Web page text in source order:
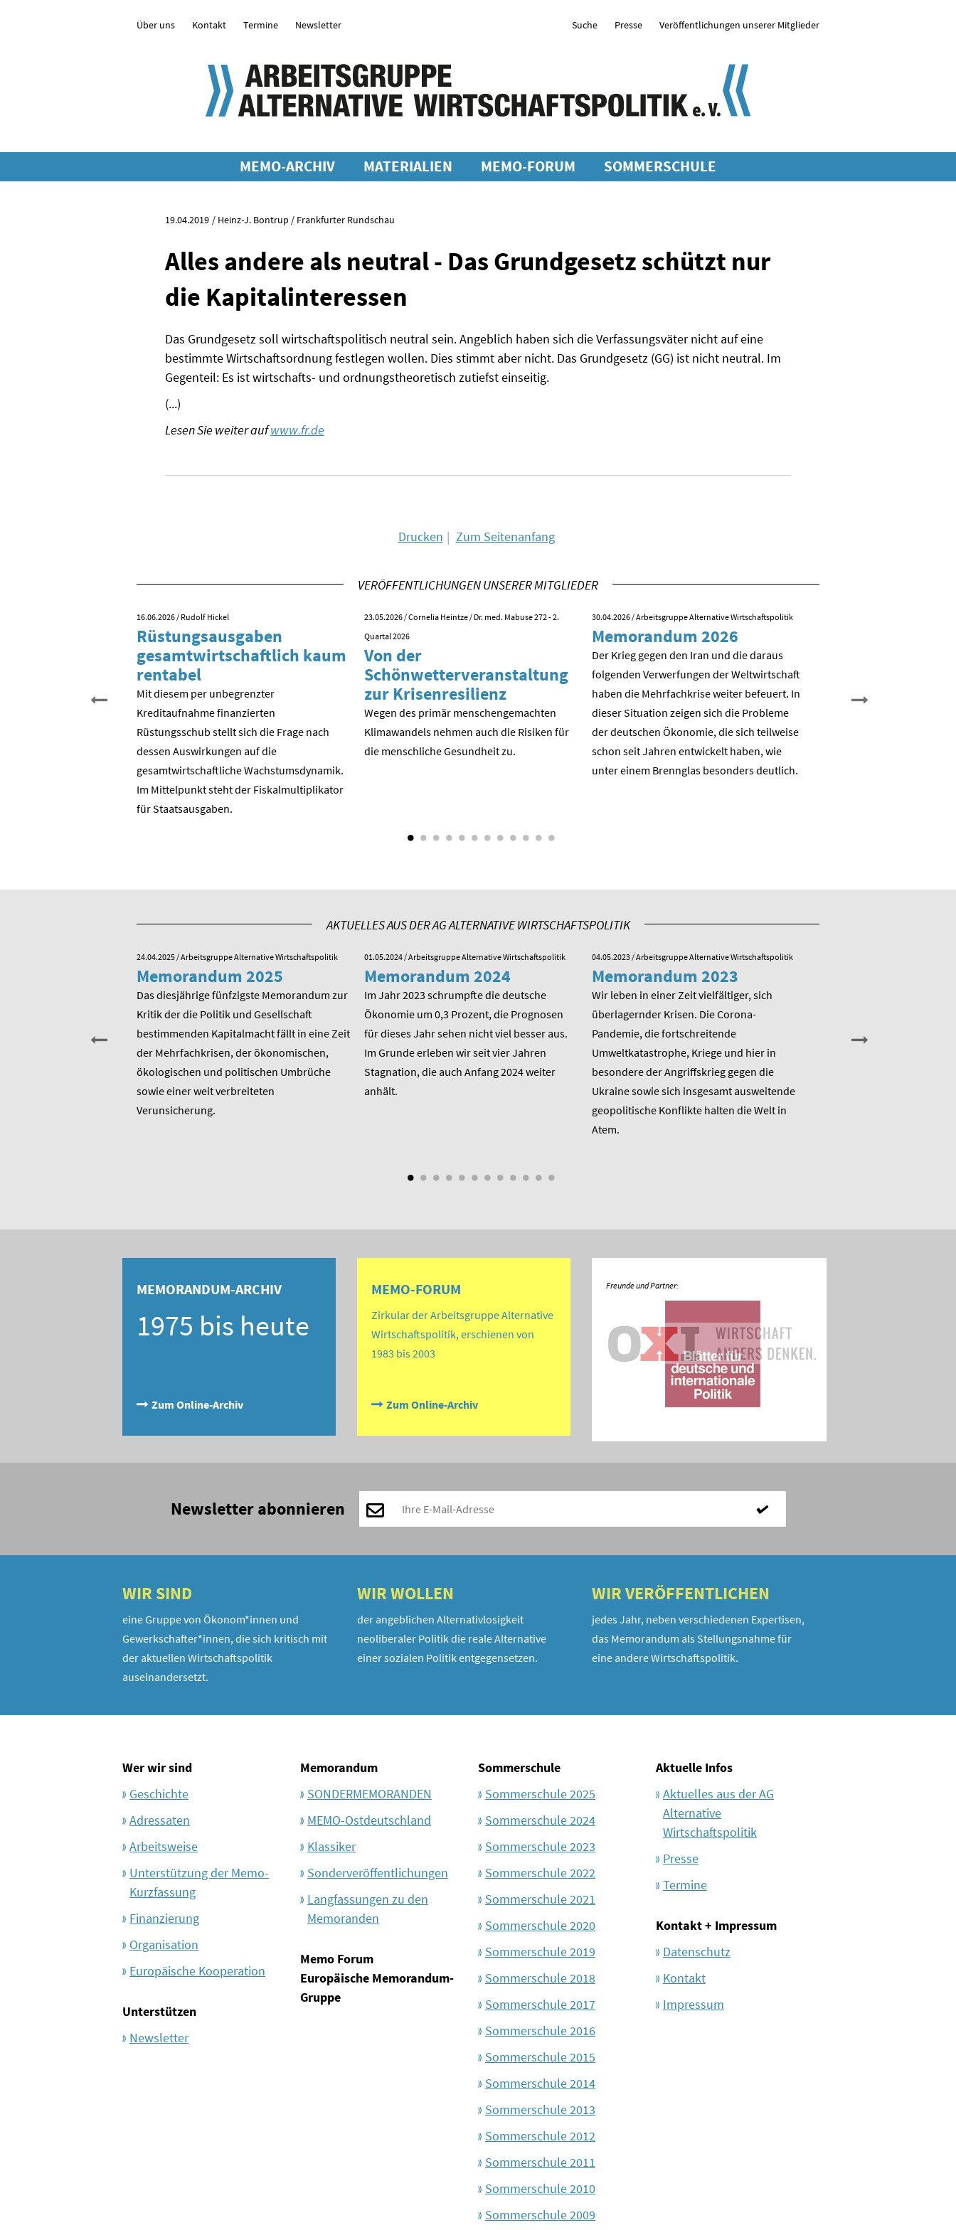
MEMO-ARCHIV MATERIALIEN MEMO-FORUM SOMMERSCHULE
Über uns Kontakt Termine Newsletter Suche Presse Veröffentlichungen unserer Mitglieder
19.04.2019 Heinz-J. Bontrup / Frankfurter Rundschau
Alles andere als neutral - Das Grundgesetz schützt nur
die Kapitalinteressen
Das Grundgesetz soll wirtschaftspolitisch neutral sein. Angeblich haben sich die Verfassungsväter nicht auf eine
bestimmte Wirtschaftsordnung festlegen wollen. Dies stimmt aber nicht. Das Grundgesetz (GG) ist nicht neutral. Im
Gegenteil: Es ist wirtschafts- und ordnungstheoretisch zutiefst einseitig.
(...)
Lesen Sie weiter aufwww.fr.de
Drucken Zum Seitenanfang
VERÖFFENTLICHUNGEN UNSERER MITGLIEDER
Einheit. Aber was
16.06.2026/ Rudolf Hickel
Rüstungsausgaben
gesamtwirtschaftlich kaum
rentabel
Mit diesem per unbegrenzter
Kreditaufnahme finanzierten
Rüstungsschub stellt sich die Frage nach
dessen Auswirkungen auf die
gesamtwirtschaftli­che Wachstumsdynamik.
Im Mittelpunkt steht der Fiskalmultiplikator
für Staatsausgaben.
23.05.2026/ Cornelia Heintze / Dr. med. Mabuse 272 - 2.
Quartal 2026
Von der
Schönwetterveranstaltung
zur Krisenresilienz
Wegen des primär menschengemachten
Klimawandels nehmen auch die Risiken für
die menschliche Gesundheit zu.
30.04.2026/ Arbeitsgruppe Alternative Wirtschaftspolitik
Memorandum 2026
Der Krieg gegen den Iran und die daraus
folgenden Verwerfungen der Weltwirtschaft
haben die Mehrfachkrise weiter befeuert. In
dieser Situation zeigen sich die Probleme
der deutschen Ökonomie, die sich teilweise
schon seit Jahren entwickelt haben, wie
unter einem Brennglas besonders deutlich.
Nicht Deindustrialisierung,
AKTUELLES AUS DER AG ALTERNATIVE WIRTSCHAFTSPOLITIK
24.04.2025/ Arbeitsgruppe Alternative Wirtschaftspolitik
Memorandum 2025
Das diesjährige fünfzigste Memorandum zur
Kritik der die Politik und Gesellschaft
bestimmenden Kapitalmacht fällt in eine Zeit
der Mehrfachkrisen, der ökonomischen,
ökologischen und politischen Umbrüche
sowie einer weit verbreiteten
Verunsicherung.
01.05.2024/ Arbeitsgruppe Alternative Wirtschaftspolitik
Memorandum 2024
Im Jahr 2023 schrumpfte die deutsche
Ökonomie um 0,3 Prozent, die Prognosen
für dieses Jahr sehen nicht viel besser aus.
Im Grunde erleben wir seit vier Jahren
Stagnation, die auch Anfang 2024 weiter
anhält.
04.05.2023/ Arbeitsgruppe Alternative Wirtschaftspolitik
Memorandum 2023
Wir leben in einer Zeit vielfältiger, sich
überlagernder Krisen. Die Corona-
Pandemie, die fortschreitende
Umweltkatastrophe, Kriege und hier in
besondere der Angriffskrieg gegen die
Ukraine sowie sich insgesamt ausweitende
geopolitische Konflikte halten die Welt in
Atem.
die Arbeitsgruppe
MEMORANDUM-ARCHIV
1975 bis heute
Zum Online-Archiv
MEMO-FORUM
Zirkular der Arbeitsgruppe Alternative
Wirtschaftspolitik, erschienen von
1983 bis 2003
Zum Online-Archiv
Newsletter abonnieren
WIR SIND
eine Gruppe von Ökonom*innen und
Gewerkschafter*innen, die sich kritisch mit
der aktuellen Wirtschaftspolitik
auseinandersetzt.
WIR WOLLEN
der angeblichen Alternativlosigkeit
neoliberaler Politik die reale Alternative
einer sozialen Politik entgegensetzen.
WIR VERÖFFENTLICHEN
jedes Jahr, neben verschiedenen Expertisen,
das Memorandum als Stellungsnahme für
eine andere Wirtschaftspolitik.
Wer wir sind
Geschichte
Adressaten
Arbeitsweise
Unterstützung der Memo-
Kurzfassung
Finanzierung
Organisation
Europäische Kooperation
Unterstützen
Newsletter
Memorandum
SONDERMEMORANDEN
MEMO-Ostdeutschland
Klassiker
Sonderveröffentlichungen
Langfassungen zu den
Memoranden
Memo Forum
Europäische Memorandum-
Gruppe
Sommerschule
Sommerschule 2025
Sommerschule 2024
Sommerschule 2023
Sommerschule 2022
Sommerschule 2021
Sommerschule 2020
Sommerschule 2019
Sommerschule 2018
Sommerschule 2017
Sommerschule 2016
Sommerschule 2015
Sommerschule 2014
Sommerschule 2013
Sommerschule 2012
Sommerschule 2011
Sommerschule 2010
Sommerschule 2009
Aktuelle Infos
Aktuelles aus der AG
Alternative
Wirtschaftspolitik
Presse
Termine
Kontakt + Impressum
Datenschutz
Kontakt
Impressum